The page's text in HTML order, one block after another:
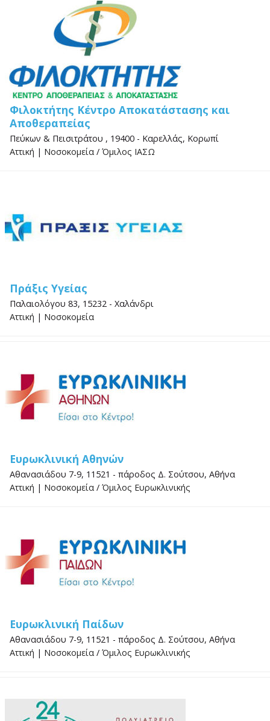
Φιλοκτήτης Κέντρο Αποκατάστασης και
Αποθεραπείας
Πεύκων & Πεισιτράτου , 19400 - Καρελλάς, Κορωπί
Αττική | Νοσοκομεία / Όμιλος ΙΑΣΩ
Πράξις Υγείας
Παλαιολόγου 83, 15232 - Χαλάνδρι
Αττική | Νοσοκομεία
Ευρωκλινική Αθηνών
Αθανασιάδου 7-9, 11521 - πάροδος Δ. Σούτσου, Αθήνα
Αττική | Νοσοκομεία / Όμιλος Ευρωκλινικής
Ευρωκλινική Παίδων
Αθανασιάδου 7-9, 11521 - πάροδος Δ. Σούτσου, Αθήνα
Αττική | Νοσοκομεία / Όμιλος Ευρωκλινικής